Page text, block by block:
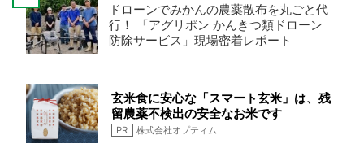
ドローンでみかんの農薬散布を丸ごと代
行！ 「アグリポン かんきつ類ドローン
防除サービス」現場密着レポート
玄米食に安心な「スマート玄米」は、残
留農薬不検出の安全なお米です
PR 株式会社オプティム